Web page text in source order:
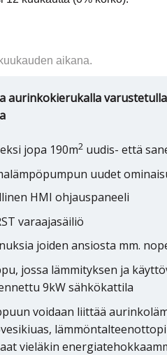
aikana.
aurinkokierukalla varustetulla
jopa 190m2 uudis- että
uudet
HMI ohjauspaneeli
varaajasäiliö
joiden ansiosta mm.
jossa lämmityksen ja
9kW sähkökattila
voidaan liittää
vieläkin